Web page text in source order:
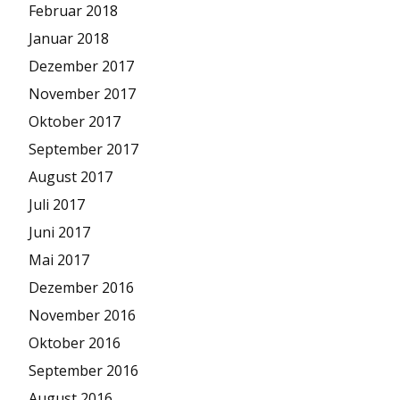
Februar 2018
Januar 2018
Dezember 2017
November 2017
Oktober 2017
September 2017
August 2017
Juli 2017
Juni 2017
Mai 2017
Dezember 2016
November 2016
Oktober 2016
September 2016